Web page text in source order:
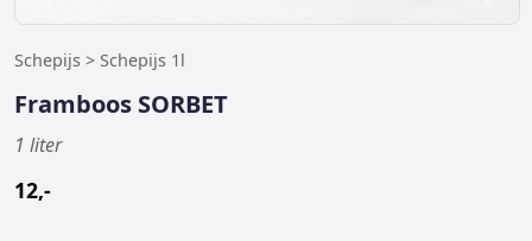
Schepijs > Schepijs 1l
Framboos SORBET
1 liter
12,-